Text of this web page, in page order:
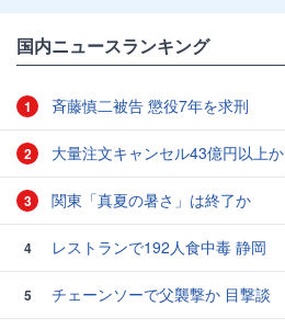
国内ニュースランキング
1 斉藤慎二被告 懲役7年を求刑
2 大量注文キャンセル43億円以上か
3 関東「真夏の暑さ」は終了か
4 レストランで192人食中毒 静岡
5
チェーンソーで父襲撃か 目撃談